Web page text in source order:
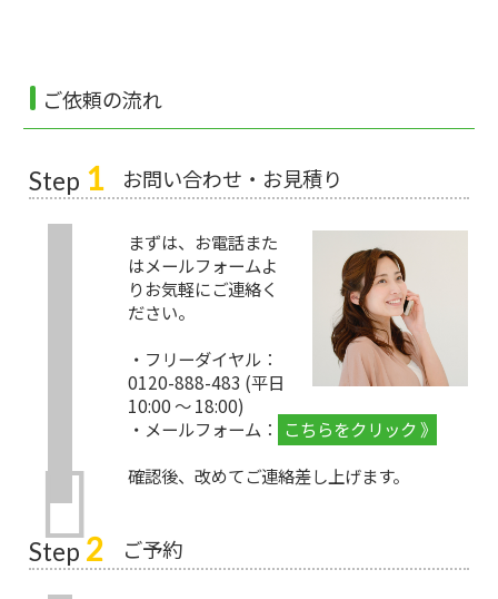
ご依頼の流れ
Step 1 お問い合わせ・お見積り
まずは、お電話また
はメールフォームよ
りお気軽にご連絡く
ださい。
・フリーダイヤル：
0120-888-483 (平日
10:00 ～ 18:00)
・メールフォーム：
こちらをクリック 》
確認後、改めてご連絡差し上げます。
Step 2 ご予約